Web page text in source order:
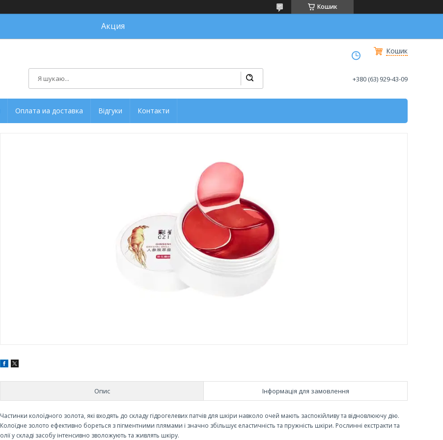
Кошик
Акция
Кошик
+380 (63) 929-43-09
Оплата иа доставка Відгуки Контакти
Опис Інформація для замовлення
Частинки колоїдного золота, які входять до складу гідрогелевих патчів для шкіри навколо очей мають заспокійливу та відновлюючу дію.
Колоїдне золото ефективно бореться з пігментними плямами і значно збільшує еластичність та пружність шкіри. Рослинні екстракти та
олії у складі засобу інтенсивно зволожують та живлять шкіру.